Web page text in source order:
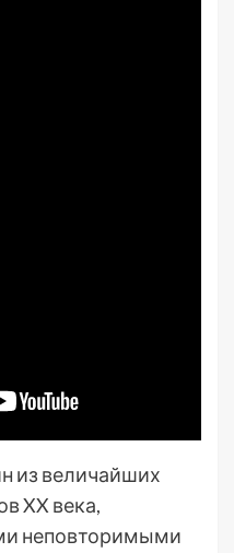
из величайших
XX века,
неповторимыми